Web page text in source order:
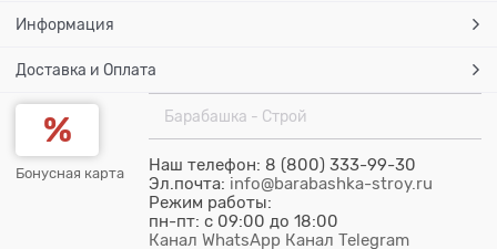
Информация
Доставка и Оплата
Бонусная карта
Барабашка - Строй
Наш телефон: 8 (800) 333-99-30
Эл.почта: info@barabashka-stroy.ru
Режим работы:
пн-пт: c 09:00 до 18:00
Канал WhatsApp Канал Telegram